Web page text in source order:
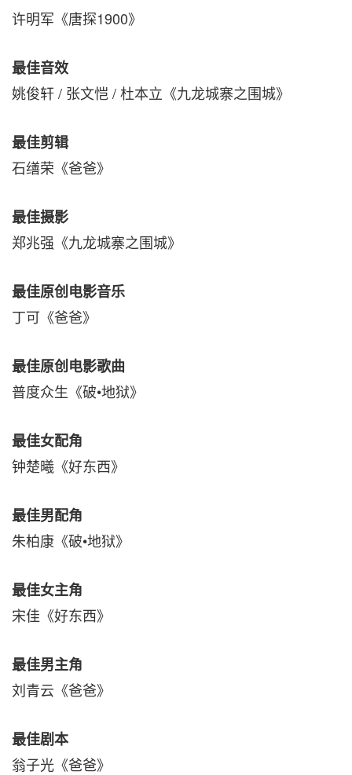
许明军《唐探1900》
最佳音效
姚俊轩 / 张文恺 / 杜本立《九龙城寨之围城》
最佳剪辑
石缮荣《爸爸》
最佳摄影
郑兆强《九龙城寨之围城》
最佳原创电影音乐
丁可《爸爸》
最佳原创电影歌曲
普度众生《破•地狱》
最佳女配角
钟楚曦《好东西》
最佳男配角
朱柏康《破•地狱》
最佳女主角
宋佳《好东西》
最佳男主角
刘青云《爸爸》
最佳剧本
翁子光《爸爸》